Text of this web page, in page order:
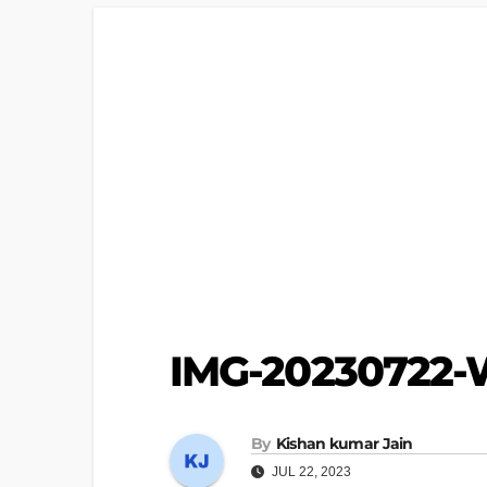
IMG-20230722-
By Kishan kumar Jain
JUL 22, 2023